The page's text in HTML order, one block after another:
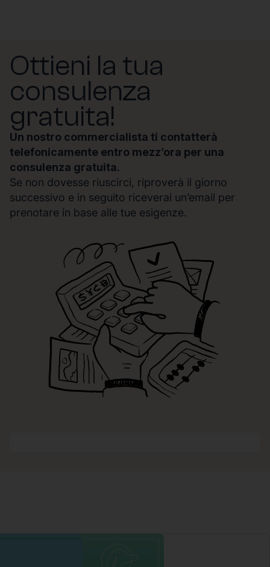
Ottieni la tua
consulenza
gratuita!
Un nostro commercialista ti contatterà
telefonicamente entro mezz’ora per una
consulenza gratuita.
Se non dovesse riuscirci, riproverà il giorno
successivo e in seguito riceverai un’email per
prenotare in base alle tue esigenze.